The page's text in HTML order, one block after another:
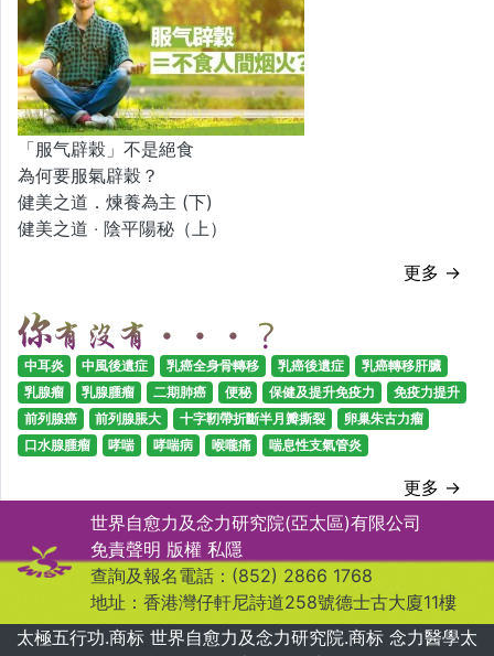
「服气辟穀」不是絕食
為何要服氣辟穀？
健美之道．煉養為主 (下)
健美之道 ‧ 陰平陽秘（上）
更多 →
中耳炎 中風後遺症 乳癌全身骨轉移 乳癌後遺症
乳癌轉移肝臟
乳腺瘤
乳腺腫瘤 二期肺癌 便秘 保健及提升免疫力
免疫力提升
前列腺癌
前列腺脹大 十字靭帶折斷半月瓣撕裂
卵巢朱古力瘤
口水腺腫瘤
哮喘 哮喘病 喉嚨痛 喘息性支氣管炎
更多 →
世界自愈力及念力研究院(亞太區)有限公司
免責聲明 版權 私隱
查詢及報名電話：(852) 2866 1768
地址：香港灣仔軒尼詩道258號德士古大廈11樓
太極五行功.商标 世界自愈力及念力研究院.商标 念力醫學太